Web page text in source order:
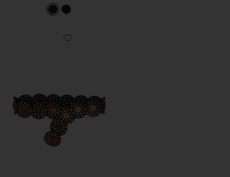
Favorite ПОЯС RHAPSODY